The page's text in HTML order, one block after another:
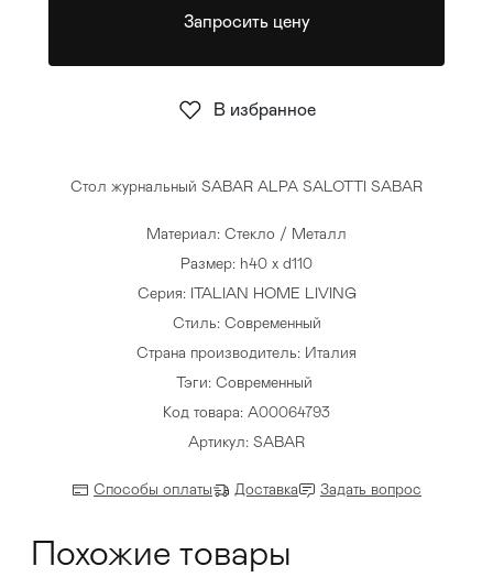
Стол журнальный SABAR ALPA SALOTTI SABAR
Материал: Стекло / Металл
Размер: h40 x d110
Серия: ITALIAN HOME LIVING
Стиль: Современный
Страна производитель: Италия
Тэги: Современный
Код товара: A00064793
Артикул: SABAR
Способы оплаты Доставка Задать вопрос
Запросить цену
В избранное
Похожие товары